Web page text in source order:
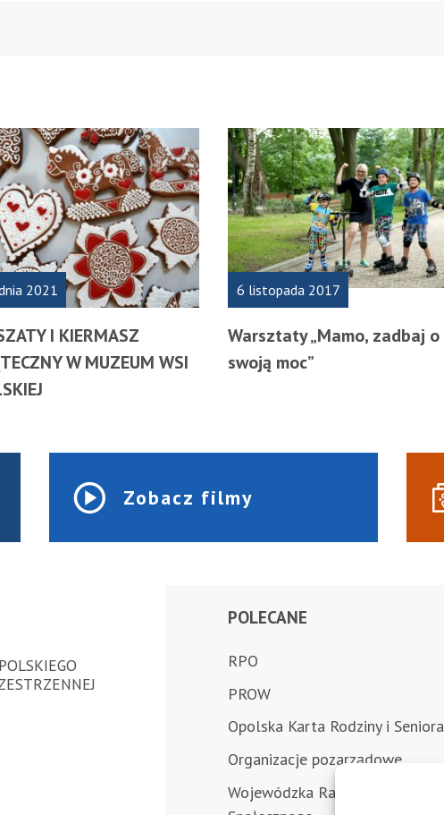
2021
I KIERMASZ
W MUZEUM WSI
6 listopada 2017
Warsztaty „Mamo, zadbaj o
swoją moc”
Zobacz filmy
POLECANE
RPO
PROW
Opolska Karta Rodziny i Seniora
Organizacje pozarządowe
Wojewódzka Rada Dialogu